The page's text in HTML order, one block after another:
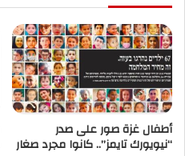
أطفال غزة صور على صدر
“نيويورك تايمز”.. كانوا مجرد صغار